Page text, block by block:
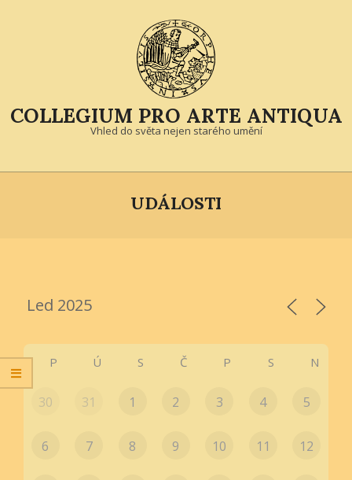
COLLEGIUM PRO ARTE ANTIQUA
Vhled do světa nejen starého umění
Primary
UDÁLOSTI
P Ú S Č P S N
30 31 1 2 3 4 5
6 7 8 9 10 11 12